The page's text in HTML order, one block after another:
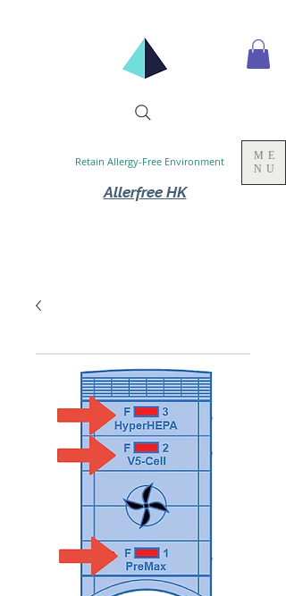
Allerfree HK
Retain Allergy-Free Environment
ME
NU